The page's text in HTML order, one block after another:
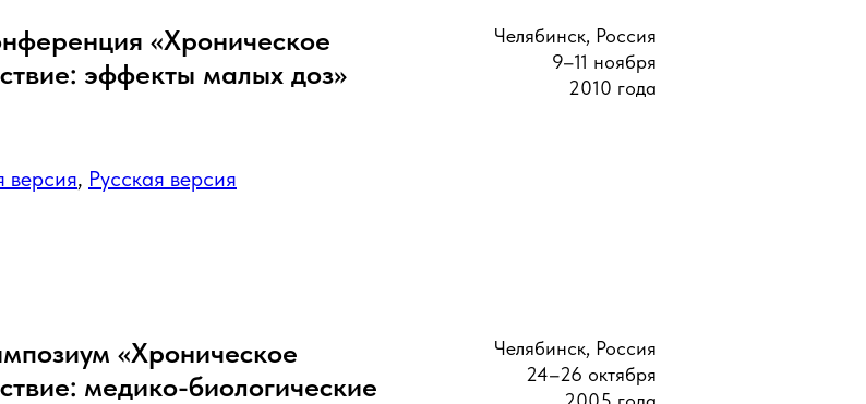
«Хроническое
эффекты малых доз»
версия, Русская версия
Челябинск, Россия
9–11 ноября
2010 года
«Хроническое
медико-биологические
Челябинск, Россия
24–26 октября